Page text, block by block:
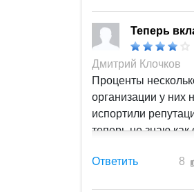
Теперь
Дмитрий Клочков
Проценты
организации у них
испортили
теперь не знаю как
Ответить
8